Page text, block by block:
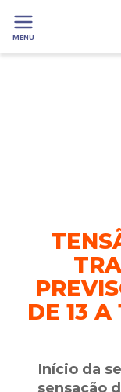
MENU
DE 13 A
Início da
sensação